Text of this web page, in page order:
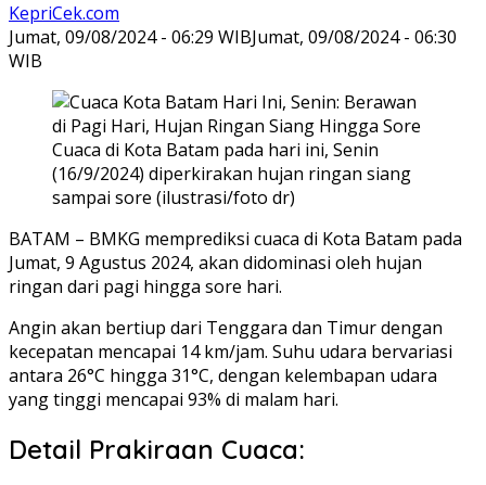
KepriCek.com
Jumat, 09/08/2024 - 06:29 WIBJumat, 09/08/2024 - 06:30
WIB
Cuaca di Kota Batam pada hari ini, Senin
(16/9/2024) diperkirakan hujan ringan siang
sampai sore (ilustrasi/foto dr)
BATAM – BMKG memprediksi cuaca di Kota Batam pada
Jumat, 9 Agustus 2024, akan didominasi oleh hujan
ringan dari pagi hingga sore hari.
Angin akan bertiup dari Tenggara dan Timur dengan
kecepatan mencapai 14 km/jam. Suhu udara bervariasi
antara 26°C hingga 31°C, dengan kelembapan udara
yang tinggi mencapai 93% di malam hari.
Detail Prakiraan Cuaca: